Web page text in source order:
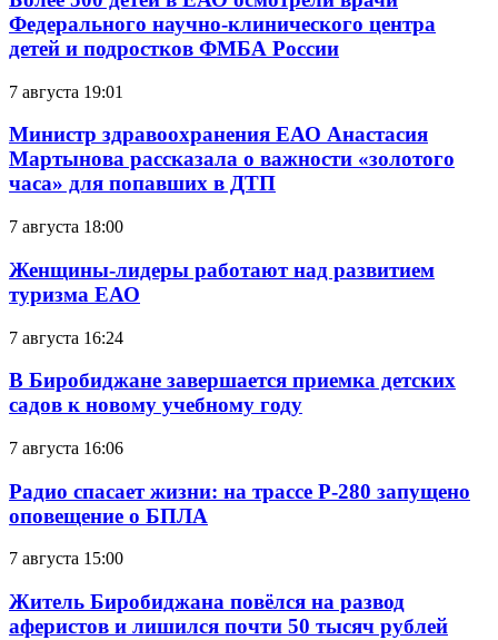
Федерального научно-клинического центра
детей и подростков ФМБА России
7 августа 19:01
Министр здравоохранения ЕАО Анастасия
Мартынова рассказала о важности «золотого
часа» для попавших в ДТП
7 августа 18:00
Женщины-лидеры работают над развитием
туризма ЕАО
7 августа 16:24
В Биробиджане завершается приемка детских
садов к новому учебному году
7 августа 16:06
Радио спасает жизни: на трассе Р-280 запущено
оповещение о БПЛА
7 августа 15:00
Житель Биробиджана повёлся на развод
аферистов и лишился почти 50 тысяч рублей